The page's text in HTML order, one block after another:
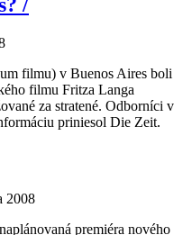
/
filmu) v Buenos Aires boli
filmu Fritza Langa
za stratené. Odborníci v
priniesol Die Zeit.
2008
premiéra nového